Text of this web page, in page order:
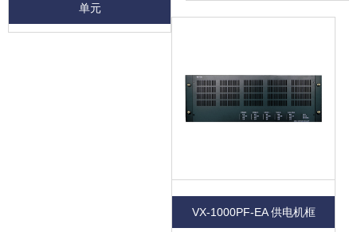
单元
VX-1000PF-EA 供电机框